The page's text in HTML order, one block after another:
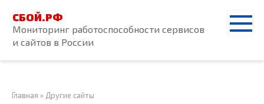
контенту
СБОЙ.РФ
Мониторинг работоспособности сервисов
и сайтов в России
Главная » Другие сайты